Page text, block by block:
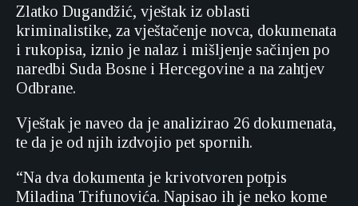
Zlatko Dugandžić, vještak iz oblasti
kriminalistike, za vještačenje novca, dokumenata
i rukopisa, iznio je nalaz i mišljenje sačinjen po
naredbi Suda Bosne i Hercegovine a na zahtjev
Odbrane.
Vještak je naveo da je analizirao 26 dokumenata,
te da je od njih izdvojio pet spornih.
“Na dva dokumenta je krivotvoren potpis
Miladina Trifunovića. Napisao ih je neko kome